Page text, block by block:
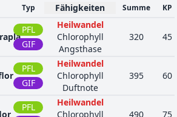
Typ Fähigkeiten Summe KP
PFL
GIF
Heilwandel
Chlorophyll
Angsthase
320 45
PFL
GIF
Heilwandel
Chlorophyll
Duftnote
395 60
PFL
Heilwandel
Chlorophyll
490 75